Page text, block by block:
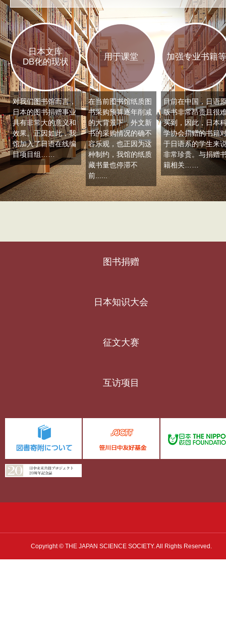
日本文库
DB化的现状
对我们图书馆而言，
日本的图书捐赠事业
具有非常大的意义和
效果。正因如此，我
馆加入了日语在线编
目项目组……
用于课堂
在当前图书馆纸质图
书采购预算逐年削减
的大背景下，外文新
书的采购情况的确不
容乐观，也正因为这
种制约，我馆的纸质
藏书量也停滞不
前......
加强专业书籍等
目前在中国，日语
版书非常昂贵且很
买到，因此，日本
学协会捐赠的书籍
于日语系的学生来
非常珍贵。与捐赠
籍相关……
图书捐赠
日本知识大会
征文大赛
互访项目
Copyright © THE JAPAN SCIENCE SOCIETY. All Rights Reserved.